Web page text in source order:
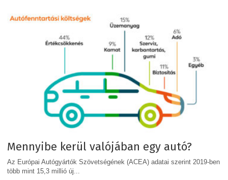
Mennyibe kerül valójában egy autó?
Az Európai Autógyártók Szövetségének (ACEA) adatai szerint 2019-ben
több mint 15,3 millió új...